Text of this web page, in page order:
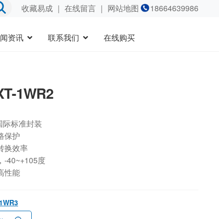
收藏易成｜ 在线留言｜ 网站地图 18664639986
资讯 联系我们 在线购买
1WR2
标准封装
保护
换效率
-40~+105度
性能